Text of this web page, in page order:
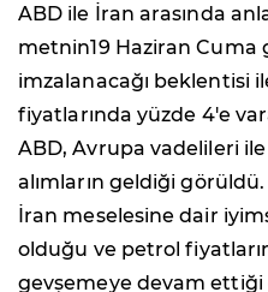
ABD ile İran arasında
metnin19 Haziran Cuma
imzalanacağı beklentisi
fiyatlarında yüzde 4'e
ABD, Avrupa vadelileri ile
alımların geldiği
İran meselesine dair
olduğu ve petrol
gevşemeye devam